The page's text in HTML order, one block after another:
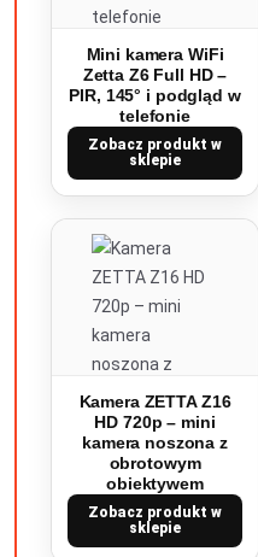
Mini kamera WiFi
Zetta Z6 Full HD –
PIR, 145° i podgląd w
telefonie
Zobacz produkt w
sklepie
Kamera ZETTA Z16
HD 720p – mini
kamera noszona z
obrotowym
obiektywem
Zobacz produkt w
sklepie